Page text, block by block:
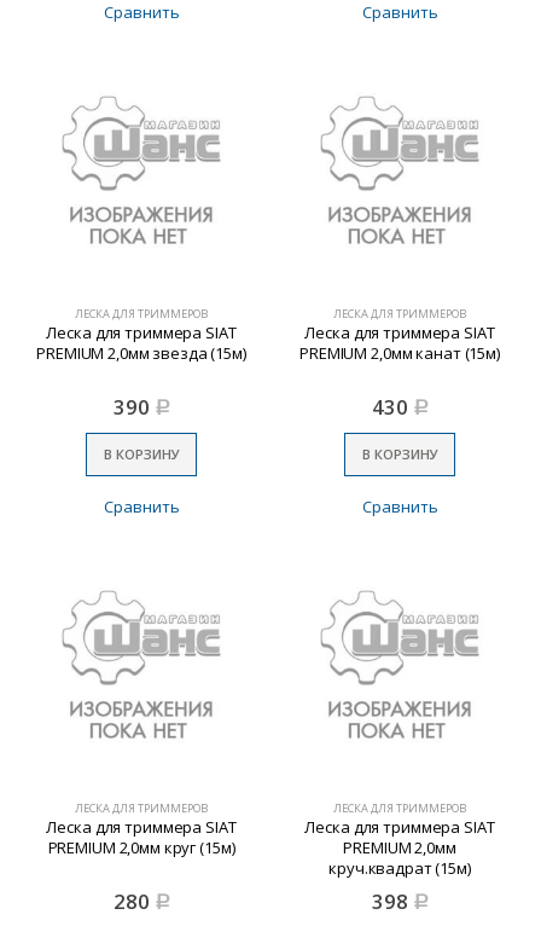
Сравнить Сравнить
ЛЕСКА ДЛЯ ТРИММЕРОВ
Леска для триммера SIAT
PREMIUM 2,0мм звезда (15м)
390 Р
В КОРЗИНУ
Сравнить
ЛЕСКА ДЛЯ ТРИММЕРОВ
Леска для триммера SIAT
PREMIUM 2,0мм канат (15м)
430 Р
В КОРЗИНУ
Сравнить
ЛЕСКА ДЛЯ ТРИММЕРОВ
Леска для триммера SIAT
PREMIUM 2,0мм круг (15м)
280 Р
ЛЕСКА ДЛЯ ТРИММЕРОВ
Леска для триммера SIAT
PREMIUM 2,0мм
круч.квадрат (15м)
398 Р